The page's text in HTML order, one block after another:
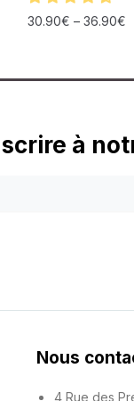
30.90€ – 36.90€
à
Nous
4 Rue des